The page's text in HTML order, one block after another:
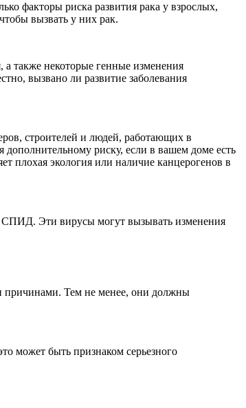
факторы риска развития рака у взрослых,
вызвать у них рак.
а также некоторые генные изменения
вызвано ли развитие заболевания
строителей и людей, работающих в
риску, если в вашем доме есть
плохая экология или наличие канцерогенов в
Эти вирусы могут вызывать изменения
причинами. Тем не менее, они должны
может быть признаком серьезного